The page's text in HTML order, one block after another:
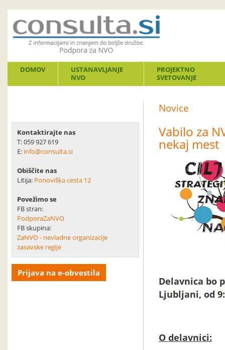
DOMOV
USTANAVLJANJE
NVO
PROJEKTNO
SVETOVANJE
Kontaktirajte nas
T: 059 927 619
E: info@consulta.si
Obiščite nas
Litija: Ponoviška cesta 12
Povežimo se
FB stran:
PodporaZaNVO
FB skupina:
ZaNVO - nevladne organizacije
zasavske regije
Prijava na e-obvestila
Novice
Vabilo za
nekaj mest
Delavnica bo
Ljubljani, od
O delavnici: